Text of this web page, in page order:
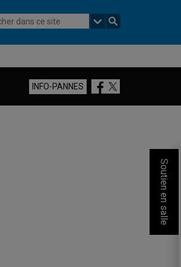
INFO-PANNES Facebook
Twitter
Soutien en salle